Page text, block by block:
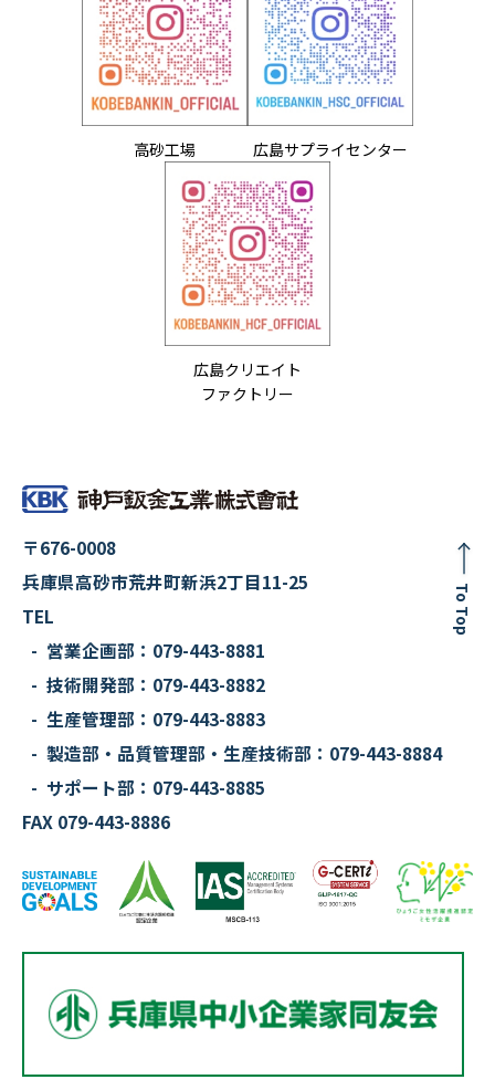
高砂工場 広島サプライセンター
広島クリエイト
ファクトリー
To Top
〒676-0008
兵庫県高砂市荒井町新浜2丁目11-25
TEL
営業企画部：079-443-8881
技術開発部：079-443-8882
生産管理部：079-443-8883
製造部・品質管理部・生産技術部： 079-443-8884
サポート部：079-443-8885
FAX 079-443-8886